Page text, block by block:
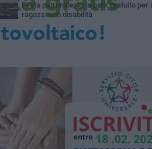
Festa patronale, luna park gratuito per i
ragazzi con disabilità